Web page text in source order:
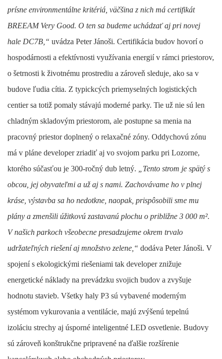
prísne environmentálne kritériá, väčšina z nich má certifikát
BREEAM Very Good. O ten sa budeme uchádzať aj pri novej
hale DC7B,“ uvádza Peter Jánoši. Certifikácia budov hovorí o
hospodárnosti a efektívnosti využívania energií v rámci priestorov,
o šetrnosti k životnému prostrediu a zároveň sleduje, ako sa v
budove ľudia cítia. Z typickcých priemyselných logistických
centier sa totiž pomaly stávajú moderné parky. Tie už nie sú len
chladným skladovým priestorom, ale postupne sa menia na
pracovný priestor doplnený o relaxačné zóny. Oddychovú zónu
má v pláne developer zriadiť aj vo svojom parku pri Lozorne,
ktorého súčasťou je 300-ročný dub letný.
„Tento strom je spätý s
obcou, jej obyvateľmi a už aj s nami. Zachovávame ho v plnej
kráse, výstavba sa ho nedotkne, naopak, prispôsobili sme mu
plány a zmenšili úžitkovú zastavanú plochu o približne 3 000 m².
V našich parkoch všeobecne presadzujeme okrem trvalo
udržateľných riešení aj množstvo zelene,“ dodáva Peter Jánoši. V
spojení s ekologickými riešeniami tak developer znižuje
energetické náklady na prevádzku svojich budov a zvyšuje
hodnotu stavieb. Všetky haly P3 sú vybavené moderným
systémom vykurovania a ventilácie, majú zvýšenú tepelnú
izoláciu strechy aj úsporné inteligentné LED osvetlenie. Budovy
sú zároveň konštrukčne pripravené na ďalšie rozšírenie